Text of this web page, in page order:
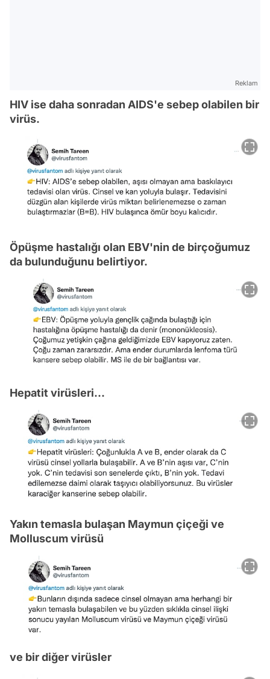
Reklam
HIV ise daha sonradan AIDS'e sebep olabilen bir
virüs.
Öpüşme hastalığı olan EBV'nin de birçoğumuz
da bulunduğunu belirtiyor.
Hepatit virüsleri...
Yakın temasla bulaşan Maymun çiçeği ve
Molluscum virüsü
ve bir diğer virüsler